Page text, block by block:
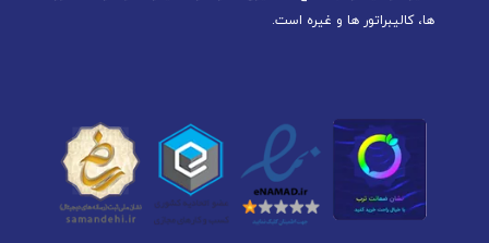
ها، کالیبراتور ها و غیره است.